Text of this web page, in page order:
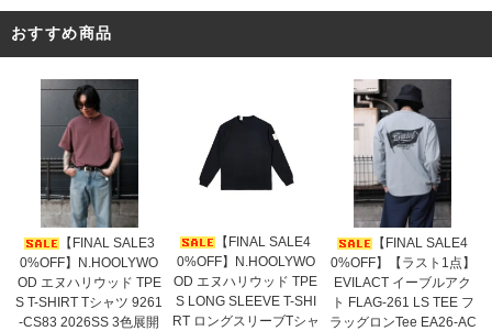
おすすめ商品
【FINAL SALE3
0%OFF】N.HOOLYWO
OD エヌハリウッド TPE
S T-SHIRT Tシャツ 9261
-CS83 2026SS 3色展開
【FINAL SALE4
0%OFF】N.HOOLYWO
OD エヌハリウッド TPE
S LONG SLEEVE T-SHI
RT ロングスリーブTシャ
【FINAL SALE4
0%OFF】【ラスト1点】
EVILACT イーブルアク
ト FLAG-261 LS TEE フ
ラッグロンTee EA26-AC